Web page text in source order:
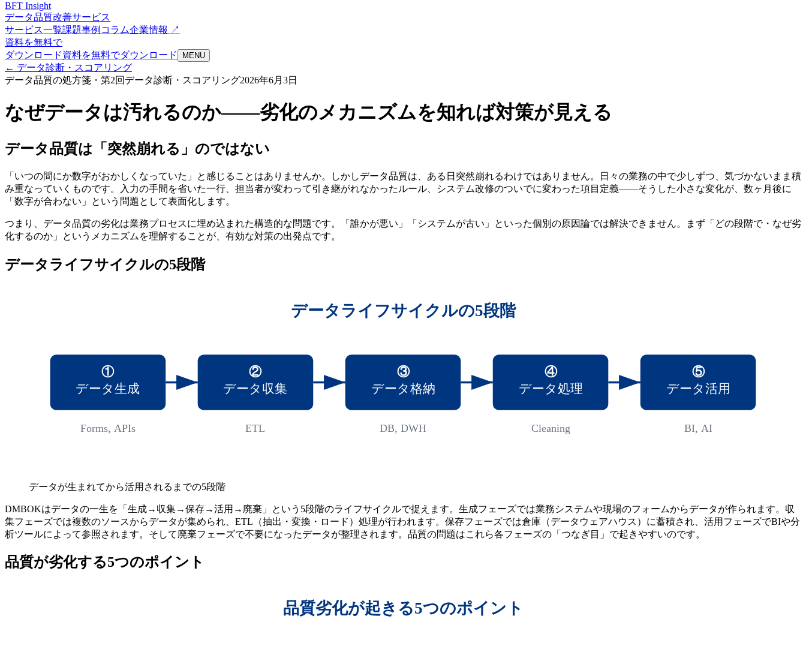
BFT Insight
データ品質改善サービス
サービス一覧課題事例 コラム企業情報 ↗
資料を無料で
ダウンロード資料を無料でダウンロード MENU
← データ診断・スコアリング
データ品質の処方箋 ・第2回 データ診断・スコアリング2026年6月3日
なぜデータは汚れるのか——劣化のメカニズムを知れば対策が見える
データ品質は「突然崩れる」のではない
「いつの間にか数字がおかしくなっていた」と感じることはありませんか。しかしデータ品質は、ある日突然崩れるわけではありません。日々の業務の中で少しずつ、気づかないまま積
み重なっていくものです。入力の手間を省いた一行、担当者が変わって引き継がれなかったルール、システム改修のついでに変わった項目定義——そうした小さな変化が、数ヶ月後に
「数字が合わない」という問題として表面化します。
つまり、データ品質の劣化は業務プロセスに埋め込まれた構造的な問題です。「誰かが悪い」「システムが古い」といった個別の原因論では解決できません。まず「どの段階で・なぜ劣
化するのか」というメカニズムを理解することが、有効な対策の出発点です。
データライフサイクルの5段階
データライフサイクルの5段階
①
データ生成
Forms, APIs
②
データ収集
ETL
③
データ格納
DB, DWH
④
データ処理
Cleaning
⑤
データ活用
BI, AI
データが生まれてから活用されるまでの5段階
DMBOKはデータの一生を「生成→収集→保存→活用→廃棄」という5段階のライフサイクルで捉えます。生成フェーズでは業務システムや現場のフォームからデータが作られます。収
集フェーズでは複数のソースからデータが集められ、ETL（抽出・変換・ロード）処理が行われます。保存フェーズでは倉庫（データウェアハウス）に蓄積され、活用フェーズでBIや分
析ツールによって参照されます。そして廃棄フェーズで不要になったデータが整理されます。品質の問題はこれら各フェーズの「つなぎ目」で起きやすいのです。
品質が劣化する5つのポイント
品質劣化が起きる5つのポイント